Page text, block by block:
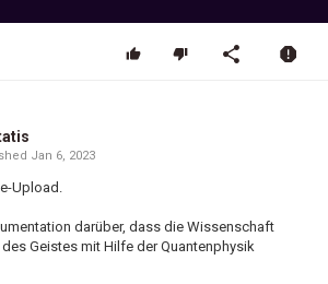
Jan 6, 2023
Upload.
darüber, dass die Wissenschaft
Geistes mit Hilfe der Quantenphysik